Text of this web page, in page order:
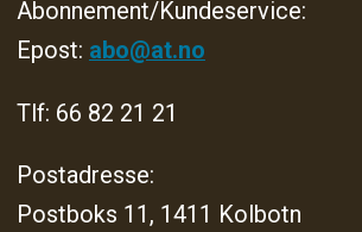
Abonnement/Kundeservice:
Epost: abo@at.no
Tlf: 66 82 21 21
Postadresse:
Postboks 11, 1411 Kolbotn